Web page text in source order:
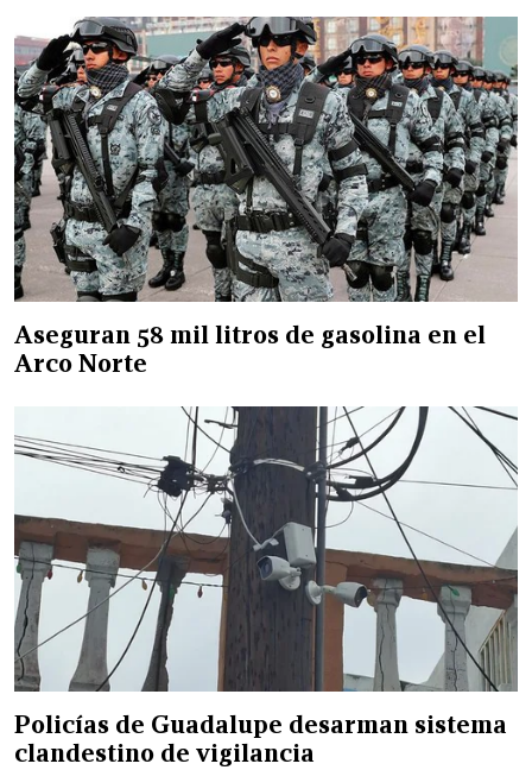
Aseguran 58 mil litros de gasolina en el
Arco Norte
Policías de Guadalupe desarman sistema
clandestino de vigilancia